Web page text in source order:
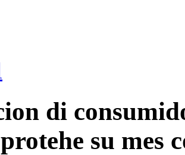
di
su mes